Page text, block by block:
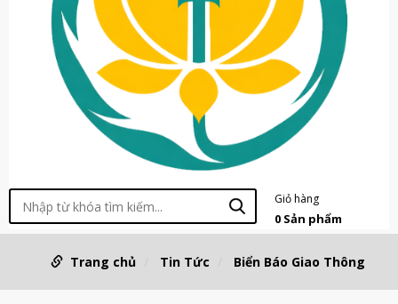
Giỏ hàng
0 Sản phẩm
Trang chủ Tin Tức Biển Báo Giao Thông